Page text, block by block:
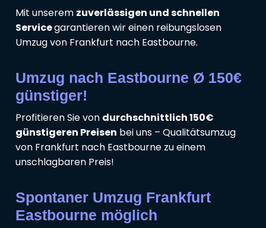
Mit unserem zuverlässigen und schnellen
Servicegarantieren wir einen reibungslosen
Umzug von Frankfurt nach Eastbourne.
Umzug nach Eastbourne Ø 150€
günstiger!
Profitieren Sie von durchschnittlich 150€
günstigeren Preisen bei uns – Qualitätsumzug
von Frankfurt nach Eastbourne zu einem
unschlagbaren Preis!
Spontaner Umzug Frankfurt
Eastbourne möglich